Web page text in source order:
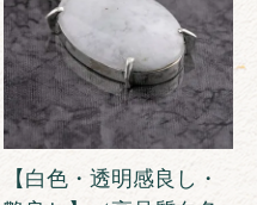
【白色・透明感良し・